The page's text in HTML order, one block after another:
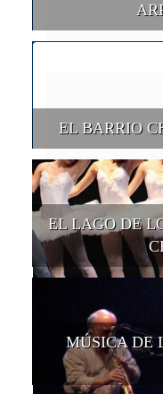
EL BARRIO
EL LAGO DE
MÚSICA DE